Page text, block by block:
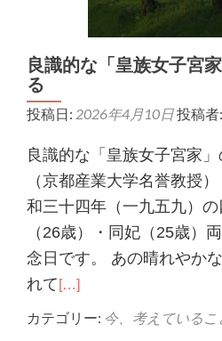
良識的な「皇族女子宮
る
投稿日: 2026年4月10日投稿者:
良識的な「皇族女子宮家
（京都産業大学名誉教
和三十四年（一九五九）
（26歳）・同妃（25歳）
念日です。 あの晴れやか
れて […]
カテゴリー: 今、考えているこ